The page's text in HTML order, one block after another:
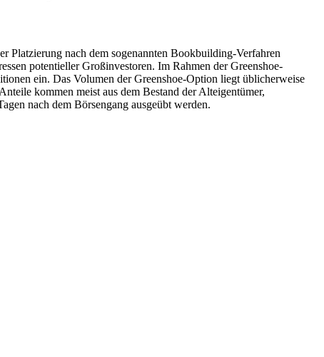
Platzierung nach dem sogenannten Bookbuilding-Verfahren
potentieller Großinvestoren. Im Rahmen der Greenshoe-
ein. Das Volumen der Greenshoe-Option liegt üblicherweise
kommen meist aus dem Bestand der Alteigentümer,
nach dem Börsengang ausgeübt werden.